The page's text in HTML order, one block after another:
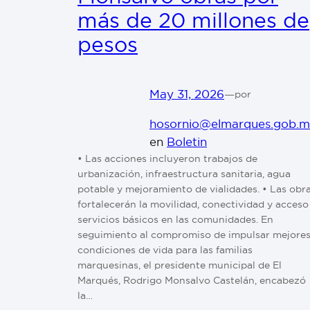
más de 20 millones de
pesos
May 31, 2026—por
en Boletin
• Las acciones incluyeron trabajos de
urbanización, infraestructura sanitaria, agua
potable y mejoramiento de vialidades. • Las
fortalecerán la movilidad, conectividad y acceso
servicios básicos en las comunidades. En
seguimiento al compromiso de impulsar mejores
condiciones de vida para las familias
marquesinas, el presidente municipal de El
Marqués, Rodrigo Monsalvo Castelán, encabezó
la…